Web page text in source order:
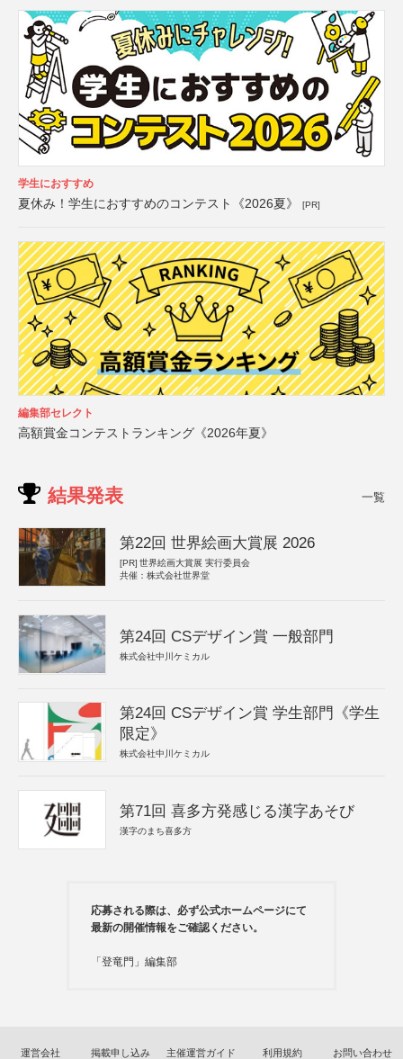
学生におすすめ
夏休み！学生におすすめのコンテスト《2026夏》 [PR]
編集部セレクト
高額賞金コンテストランキング《2026年夏》
結果発表 一覧
第22回 世界絵画大賞展 2026
[PR] 世界絵画大賞展 実行委員会
共催：株式会社世界堂
第24回 CSデザイン賞 一般部門
株式会社中川ケミカル
第24回 CSデザイン賞 学生部門《学生
限定》
株式会社中川ケミカル
第71回 喜多方発感じる漢字あそび
漢字のまち喜多方
応募される際は、必ず公式ホームページにて
最新の開催情報をご確認ください。
「登竜門」編集部
運営会社 掲載申し込み 主催運営ガイド 利用規約 お問い合わせ